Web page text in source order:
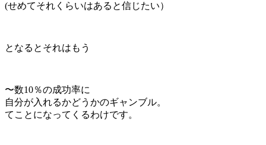
(せめてそれくらいはあると信じたい）
となるとそれはもう
〜数10％の成功率に
自分が入れるかどうかのギャンブル。
てことになってくるわけです。